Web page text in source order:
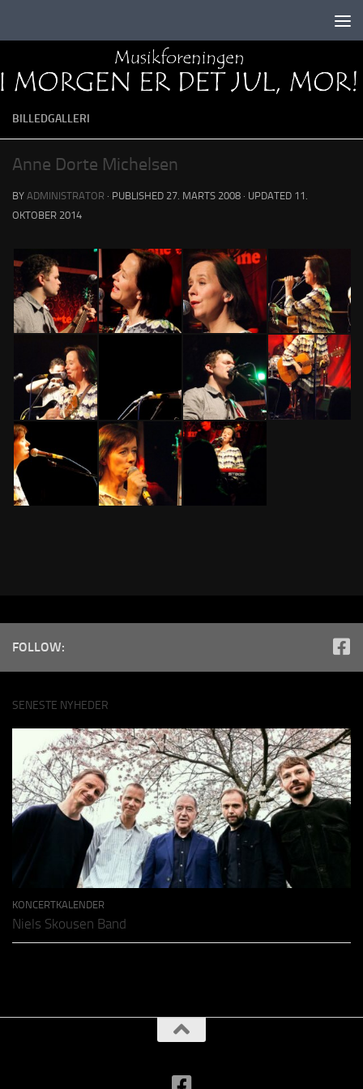
BILLEDGALLERI
Anne Dorte Michelsen
BY ADMINISTRATOR · PUBLISHED 27. MARTS 2008 · UPDATED 11.
OKTOBER 2014
FOLLOW:
SENESTE NYHEDER
KONCERTKALENDER
Niels Skousen Band